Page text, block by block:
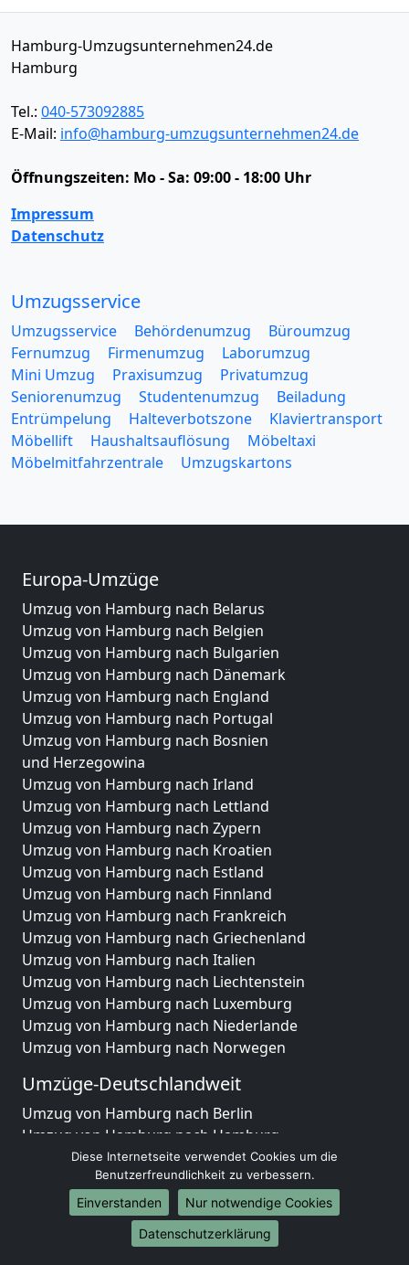
Hamburg-Umzugsunternehmen24.de
Hamburg
Tel.: 040-573092885
E-Mail: info@hamburg-umzugsunternehmen24.de
Öffnungszeiten: Mo - Sa: 09:00 - 18:00 Uhr
Impressum
Datenschutz
Umzugsservice
Umzugsservice Behördenumzug
Büroumzug
Fernumzug
Firmenumzug
Laborumzug
Mini Umzug
Praxisumzug
Privatumzug
Seniorenumzug
Studentenumzug
Beiladung
Entrümpelung
Halteverbotszone
Klaviertransport
Möbellift
Haushaltsauflösung
Möbeltaxi
Möbelmitfahrzentrale
Umzugskartons
Europa-Umzüge
Umzug von Hamburg nach Belarus
Umzug von Hamburg nach Belgien
Umzug von Hamburg nach Bulgarien
Umzug von Hamburg nach Dänemark
Umzug von Hamburg nach England
Umzug von Hamburg nach Portugal
Umzug von Hamburg nach Bosnien
und Herzegowina
Umzug von Hamburg nach Irland
Umzug von Hamburg nach Lettland
Umzug von Hamburg nach Zypern
Umzug von Hamburg nach Kroatien
Umzug von Hamburg nach Estland
Umzug von Hamburg nach Finnland
Umzug von Hamburg nach Frankreich
Umzug von Hamburg nach Griechenland
Umzug von Hamburg nach Italien
Umzug von Hamburg nach Liechtenstein
Umzug von Hamburg nach Luxemburg
Umzug von Hamburg nach Niederlande
Umzug von Hamburg nach Norwegen
Umzüge-Deutschlandweit
Umzug von Hamburg nach Berlin
Umzug von Hamburg nach Hamburg
Umzug von Hamburg nach München
Umzug von Hamburg nach Köln
Umzug von Hamburg nach Frankfurt am Main
Umzug von Hamburg nach Stuttgart
Umzug von Hamburg nach Düsseldorf
Diese Internetseite verwendet Cookies um die
Benutzerfreundlichkeit zu verbessern.
Einverstanden
Nur notwendige Cookies
Datenschutzerklärung